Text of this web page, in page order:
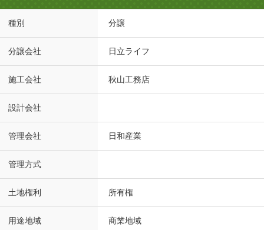
種別 分譲
分譲会社 日立ライフ
施工会社 秋山工務店
設計会社
管理会社 日和産業
管理方式
土地権利 所有権
用途地域 商業地域